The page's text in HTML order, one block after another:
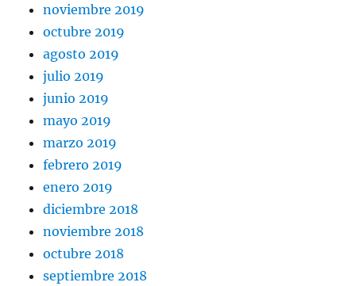
noviembre 2019
octubre 2019
agosto 2019
julio 2019
junio 2019
mayo 2019
marzo 2019
febrero 2019
enero 2019
diciembre 2018
noviembre 2018
octubre 2018
septiembre 2018